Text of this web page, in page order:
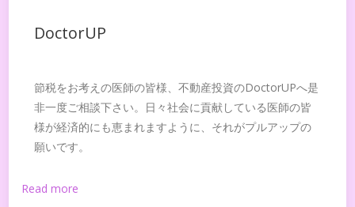
DoctorUP
節税をお考えの医師の皆様、不動産投資のDoctorUPへ是
非一度ご相談下さい。日々社会に貢献している医師の皆
様が経済的にも恵まれますように、それがプルアップの
願いです。
Read more